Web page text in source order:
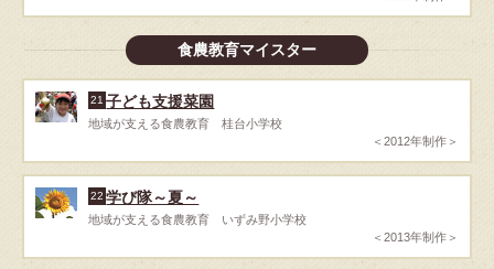
食農教育マイスター
21 子ども支援菜園
地域が支える食農教育 桂台小学校
＜2012年制作＞
22 学び隊～夏～
地域が支える食農教育 いずみ野小学校
＜2013年制作＞